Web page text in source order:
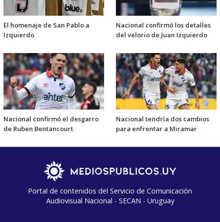
El homenaje de San Pablo a
Izquierdo
Nacional confirmó los detalles
del velorio de Juan Izquierdo
Nacional confirmó el desgarro
de Ruben Bentancourt
Nacional tendría dos cambios
para enfrentar a Miramar
Portal de contenidos del Servicio de Comunicación
Audiovisual Nacional - SECAN - Uruguay